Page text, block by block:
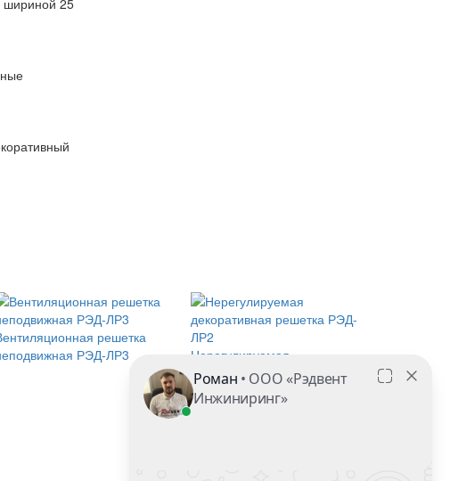
шириной 25
решетка
РЭД-ЛР3
Нерегулируемая
декоративная решетка РЭД-
ЛР2